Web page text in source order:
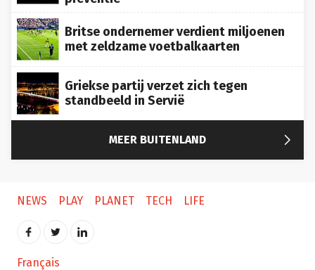
Britse ondernemer verdient miljoenen
met zeldzame voetbalkaarten
Griekse partij verzet zich tegen
standbeeld in Servië
MEER BUITENLAND 
NEWS PLAY PLANET TECH LIFE
Français